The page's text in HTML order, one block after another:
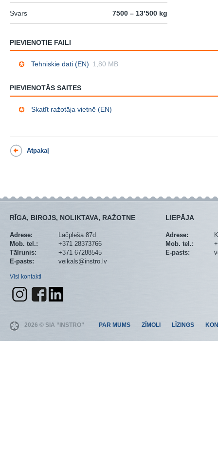
Svars 7500 – 13’500 kg
PIEVIENOTIE FAILI
Tehniskie dati (EN) 1,80 MB
PIEVIENOTĀS SAITES
Skatīt ražotāja vietnē (EN)
Atpakaļ
RĪGA, BIROJS, NOLIKTAVA, RAŽOTNE
Adrese:
Lāčplēša 87d
Mob. tel.:
+371 28373766
Tālrunis:
+371 67288545
E-pasts:
veikals@instro.lv
Visi kontakti
LIEPĀJA
Adrese:
Mob. tel.:
E-pasts:
2026 © SIA “INSTRO” PAR MUMS ZĪMOLI LĪZINGS